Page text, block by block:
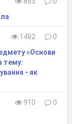
до числа
і
зокрема, в
до інших,
1482
0
«Основи
тему:
- як
910
0